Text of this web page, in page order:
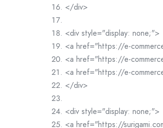
</div>
<div style="display: none;">
<a href="https://e-
<a href="https://e-
<a href="https://e-
</div>
<div style="display: none;">
<a href="https://